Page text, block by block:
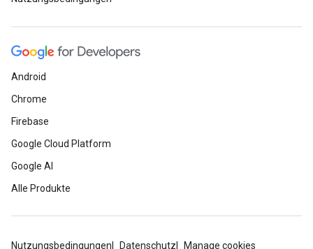
Android
Chrome
Firebase
Google Cloud Platform
Google AI
Alle Produkte
Nutzungsbedingungen Datenschutz Manage cookies